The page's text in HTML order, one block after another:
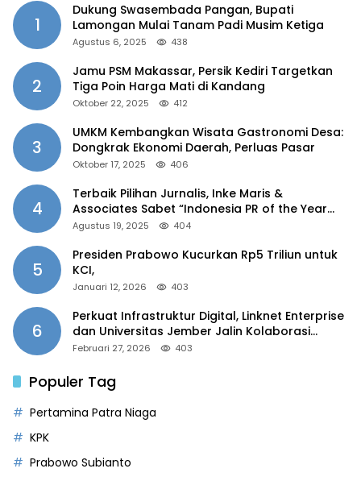
1
Dukung Swasembada Pangan, Bupati
Lamongan Mulai Tanam Padi Musim Ketiga
Agustus 6, 2025 438
2
Jamu PSM Makassar, Persik Kediri Targetkan
Tiga Poin Harga Mati di Kandang
Oktober 22, 2025 412
3
UMKM Kembangkan Wisata Gastronomi Desa:
Dongkrak Ekonomi Daerah, Perluas Pasar
Oktober 17, 2025 406
4
Terbaik Pilihan Jurnalis, Inke Maris &
Associates Sabet “Indonesia PR of the Year
2025”
Agustus 19, 2025 404
5
Presiden Prabowo Kucurkan Rp5 Triliun untuk
KCI,
Januari 12, 2026 403
6
Perkuat Infrastruktur Digital, Linknet Enterprise
dan Universitas Jember Jalin Kolaborasi
Smart Campus Berbasis AI
Februari 27, 2026 403
Populer Tag
Pertamina Patra Niaga
KPK
Prabowo Subianto